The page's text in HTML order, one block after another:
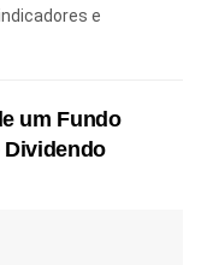
e
um Fundo
Dividendo